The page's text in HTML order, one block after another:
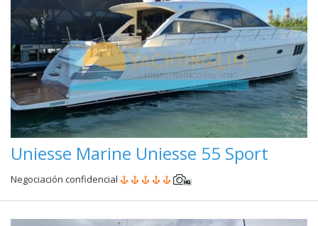
Uniesse Marine Uniesse 55 Sport
Negociación confidencial